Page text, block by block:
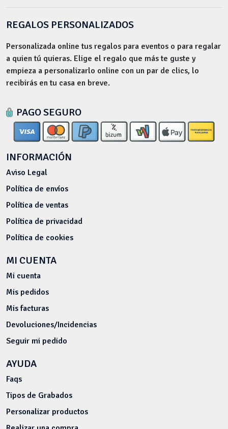
REGALOS PERSONALIZADOS
Personalizada online tus regalos para eventos o para regalar
a quien tú quieras. Elige el regalo que más te guste y
empieza a personalizarlo online con un par de clics, lo
recibirás en tu casa en breve.
PAGO SEGURO
INFORMACIÓN
Aviso Legal
Política de envíos
Política de ventas
Política de privacidad
Política de cookies
MI CUENTA
Mi cuenta
Mis pedidos
Mis facturas
Devoluciones/Incidencias
Seguir mi pedido
AYUDA
Faqs
Tipos de Grabados
Personalizar productos